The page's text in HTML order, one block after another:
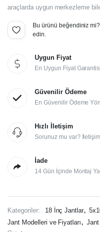
araçlarda uygun merkezleme
Bu ürünü beğendiniz
edin.
Uygun Fiyat
En Uygun Fiyat Garantisi
Güvenilir Ödeme
En Güvenilir Ödeme
Hızlı İletişim
Sorunuz mu var?
İade
14 Gün İçinde Montaj
Kategoriler: 18 İnç Jantlar,
Jant Modelleri ve Fiyatları,